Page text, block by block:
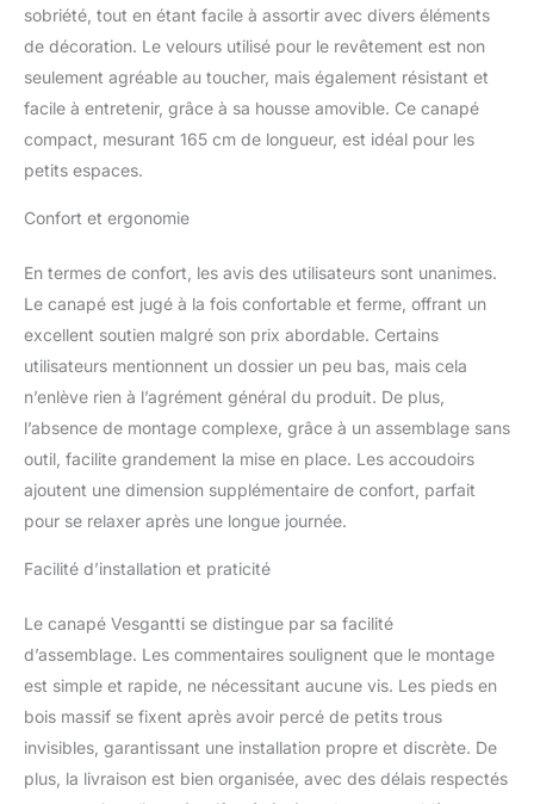
à votre corps. Découvrez
le confort du coussin de
détendez-vous contre le
coussin de dossier de
notre canapé et profitez
places Vesgantti
pour vous offrir une
solution d'assise qui
résiste à l'épreuve du
temps. Avec une
bois massif et un cadre
renforcé, il offre une
stabilité inégalée,
garantissant une
fiable et sécurisée pour
doté d'une fibre de
polyester améliorée et
d'un remplissage de
ressorts enveloppés
indépendamment qui
améliore non seulement
augmente également sa
sobriété, tout en étant facile à assortir avec divers éléments
de décoration. Le velours utilisé pour le revêtement est non
seulement agréable au toucher, mais également résistant et
facile à entretenir, grâce à sa housse amovible. Ce canapé
compact, mesurant 165 cm de longueur, est idéal pour les
petits espaces.
Confort et ergonomie
En termes de confort, les avis des utilisateurs sont unanimes.
Le canapé est jugé à la fois confortable et ferme, offrant un
excellent soutien malgré son prix abordable. Certains
utilisateurs mentionnent un dossier un peu bas, mais cela
n’enlève rien à l’agrément général du produit. De plus,
l’absence de montage complexe, grâce à un assemblage sans
outil, facilite grandement la mise en place. Les accoudoirs
ajoutent une dimension supplémentaire de confort, parfait
pour se relaxer après une longue journée.
Facilité d’installation et praticité
Le canapé Vesgantti se distingue par sa facilité
d’assemblage. Les commentaires soulignent que le montage
est simple et rapide, ne nécessitant aucune vis. Les pieds en
bois massif se fixent après avoir percé de petits trous
invisibles, garantissant une installation propre et discrète. De
plus, la livraison est bien organisée, avec des délais respectés